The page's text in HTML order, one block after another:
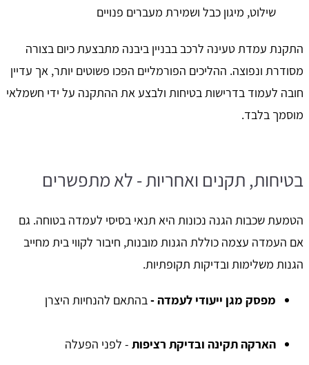
שילוט, מיגון כבל ושמירת מעברים פנויים
התקנת עמדת טעינה לרכב בבניין ביבנה מתבצעת כיום בצורה
מסודרת ונפוצה. ההליכים הפורמליים הפכו פשוטים יותר, אך עדיין
חובה לעמוד בדרישות בטיחות ולבצע את ההתקנה על ידי חשמלאי
מוסמך בלבד.
בטיחות, תקנים ואחריות - לא מתפשרים
הטמעת שכבות הגנה נכונות היא תנאי בסיסי לעמדה בטוחה. גם
אם העמדה עצמה כוללת הגנות מובנות, חיבור לקווי בית מחייב
הגנות משלימות ובדיקות תקופתיות.
מפסק מגן ייעודי לעמדה -בהתאם להנחיות היצרן
הארקה תקינה ובדיקת רציפות - לפני הפעלה